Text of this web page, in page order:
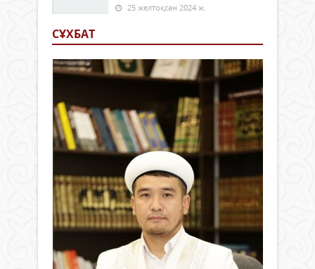
25 желтоқсан 2024 ж.
СҰХБАТ